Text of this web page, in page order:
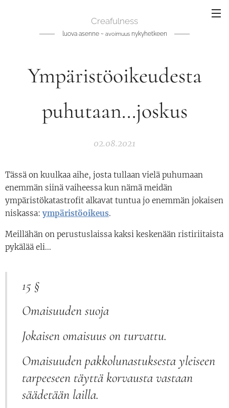
Creafulness
luova asenne ~ avoimuusnykyhetkeen
Ympäristöoikeudesta
puhutaan...joskus
02.08.2021
Tässä on kuulkaa aihe, josta tullaan vielä puhumaan
enemmän siinä vaiheessa kun nämä meidän
ympäristökatastrofit alkavat tuntua jo enemmän jokaisen
niskassa:ympäristöoikeus.
Meillähän on perustuslaissa kaksi keskenään ristiriitaista
pykälää eli...
15 §
Omaisuuden suoja
Jokaisen omaisuus on turvattu.
Omaisuuden pakkolunastuksesta yleiseen
tarpeeseen täyttä korvausta vastaan
säädetään lailla.